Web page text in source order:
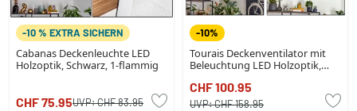
-10 % EXTRA SICHERN
Cabanas Deckenleuchte LED
Holzoptik, Schwarz, 1-flammig
CHF 75.95UVP:CHF 83.95
-10%
Tourais Deckenventilator mit
Beleuchtung LED Holzoptik,
Fernbedienung
CHF 100.95
UVP:CHF 158.95